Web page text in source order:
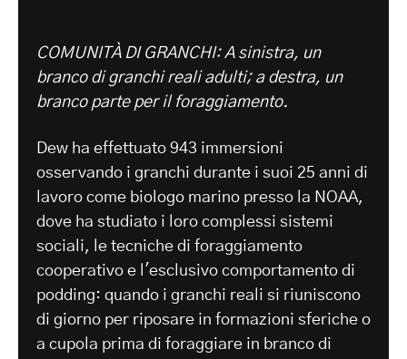
COMUNITÀ DI GRANCHI: A sinistra, un
branco di granchi reali adulti; a destra, un
branco parte per il foraggiamento.
Dew ha effettuato 943 immersioni
osservando i granchi durante i suoi 25 anni di
lavoro come biologo marino presso la NOAA,
dove ha studiato i loro complessi sistemi
sociali, le tecniche di foraggiamento
cooperativo e l'esclusivo comportamento di
podding: quando i granchi reali si riuniscono
di giorno per riposare in formazioni sferiche o
a cupola prima di foraggiare in branco di